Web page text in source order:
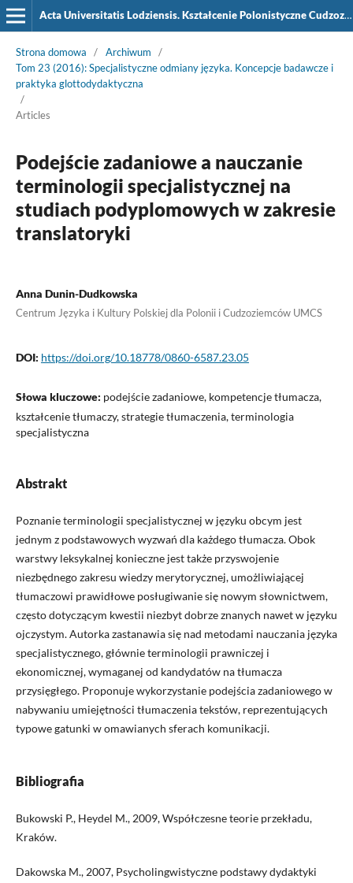
Acta Universitatis Lodziensis. Kształcenie Polonistyczne Cudzoziemców
Strona domowa / Archiwum
/
Tom 23 (2016): Specjalistyczne odmiany języka. Koncepcje badawcze i
praktyka glottodydaktyczna
/
Articles
Podejście zadaniowe a nauczanie
terminologii specjalistycznej na
studiach podyplomowych w zakresie
translatoryki
Anna Dunin-Dudkowska
Centrum Języka i Kultury Polskiej dla Polonii i Cudzoziemców UMCS
DOI: https://doi.org/10.18778/0860-6587.23.05
Słowa kluczowe: podejście zadaniowe, kompetencje tłumacza,
kształcenie tłumaczy, strategie tłumaczenia, terminologia
specjalistyczna
Abstrakt
Poznanie terminologii specjalistycznej w języku obcym jest
jednym z podstawowych wyzwań dla każdego tłumacza. Obok
warstwy leksykalnej konieczne jest także przyswojenie
niezbędnego zakresu wiedzy merytorycznej, umożliwiającej
tłumaczowi prawidłowe posługiwanie się nowym słownictwem,
często dotyczącym kwestii niezbyt dobrze znanych nawet w języku
ojczystym. Autorka zastanawia się nad metodami nauczania języka
specjalistycznego, głównie terminologii prawniczej i
ekonomicznej, wymaganej od kandydatów na tłumacza
przysięgłego. Proponuje wykorzystanie podejścia zadaniowego w
nabywaniu umiejętności tłumaczenia tekstów, reprezentujących
typowe gatunki w omawianych sferach komunikacji.
Bibliografia
Bukowski P., Heydel M., 2009, Współczesne teorie przekładu,
Kraków.
Dakowska M., 2007, Psycholingwistyczne podstawy dydaktyki